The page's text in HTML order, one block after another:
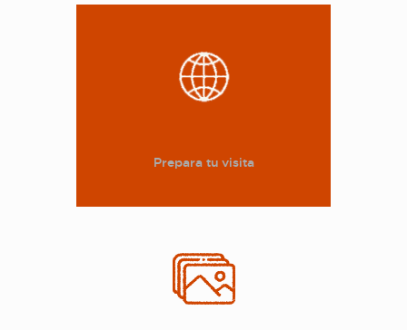
DOCUMENTACIÓN
THE MUSEUM
COLLECTIONS
CENTRO DE
Prepara tu visita